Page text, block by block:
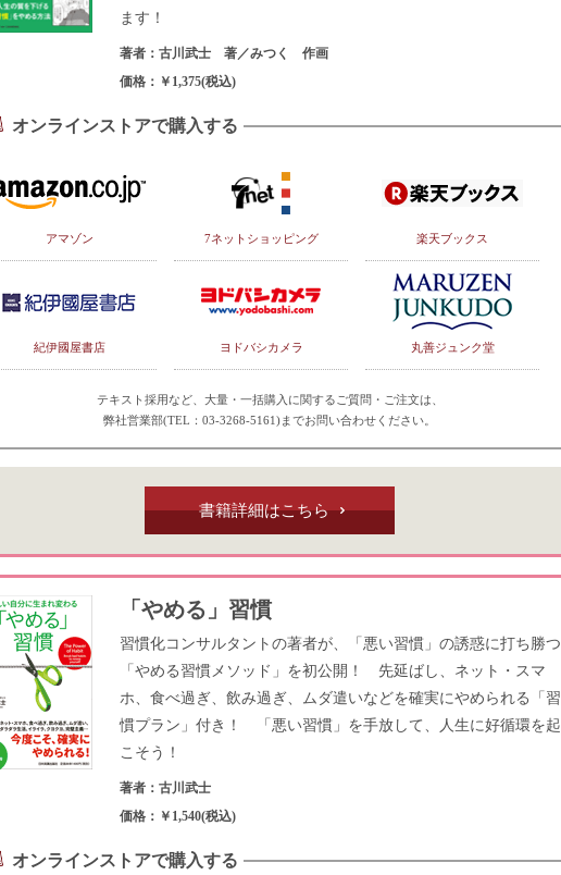
ます！
著者：古川武士 著／みつく 作画
価格：￥1,375(税込)
オンラインストアで購入する
アマゾン 7ネットショッピング 楽天ブックス
紀伊國屋書店 ヨドバシカメラ 丸善ジュンク堂
テキスト採用など、大量・一括購入に関するご質問・ご注文は、
弊社営業部(TEL：03-3268-5161)までお問い合わせください。
書籍詳細はこちら
「やめる」習慣
習慣化コンサルタントの著者が、「悪い習慣」の誘惑に打ち勝つ
「やめる習慣メソッド」を初公開！ 先延ばし、ネット・スマ
ホ、食べ過ぎ、飲み過ぎ、ムダ遣いなどを確実にやめられる「習
慣プラン」付き！ 「悪い習慣」を手放して、人生に好循環を起
こそう！
著者：古川武士
価格：￥1,540(税込)
オンラインストアで購入する